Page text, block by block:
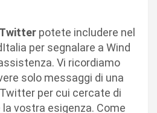
Twitter potete includere nel
per segnalare a Wind
Vi ricordiamo
solo messaggi di una
per cui cercate di
vostra esigenza. Come